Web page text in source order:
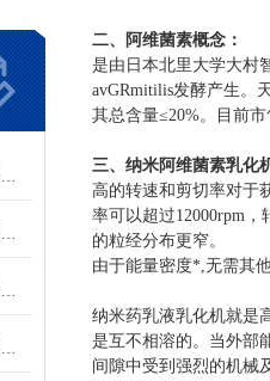
二、 阿维菌素概念：
是由日本北里大学大村
avGRmitilis发酵产生。
其总含量≤20%。目前市
三、 纳米阿维菌素乳化
高的转速和剪切率对于
率可以超过12000rpm
的粒经分布更窄。
由于能量密度*,无需其
纳米药乳液乳化机就是
是互不相溶的。当外部
间隙中受到强烈的机械